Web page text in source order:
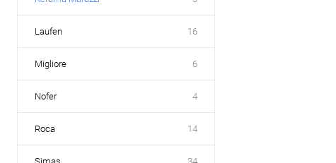
Laufen 16
Migliore 6
Nofer 4
Roca 14